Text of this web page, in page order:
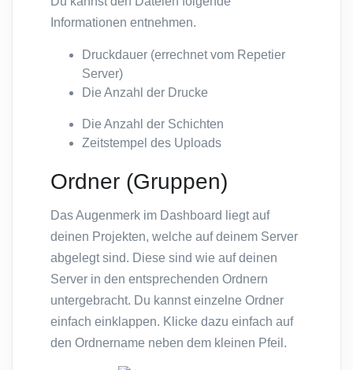
Informationen entnehmen.
Druckdauer (errechnet vom Repetier
Server)
Die Anzahl der Drucke
Die Anzahl der Schichten
Zeitstempel des Uploads
Ordner (Gruppen)
Das Augenmerk im Dashboard liegt auf
deinen Projekten, welche auf deinem Server
abgelegt sind. Diese sind wie auf deinen
Server in den entsprechenden Ordnern
untergebracht. Du kannst einzelne Ordner
einfach einklappen. Klicke dazu einfach auf
den Ordnername neben dem kleinen Pfeil.